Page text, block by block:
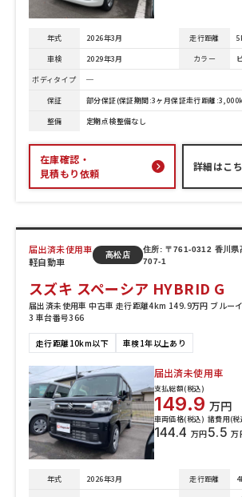
年式 2026年3月 走行距離
車検
2029年3月 カラー
ボディタイプ
─
保証
部分保証(保証期間:3ヶ月保証走行距離
整備
定期点検整備なし
在庫確認・
見積もり依頼
詳細はこ
届出済未使用車
軽自動車
高松店
住所: 〒761-0312 香川県
707-1
スズキ スペーシア HYBRID G
届出済未使用車 中古車 走行距離4km 149.9万円 ブルー
3 車台番号366
走行距離10km以下 車検1年以上あり
届出済未使用車
支払総額(税込)
149.9 万円
車両価格(税込)
144.4 万円
諸費用(税
5.5 万
年式 2026年3月 走行距離